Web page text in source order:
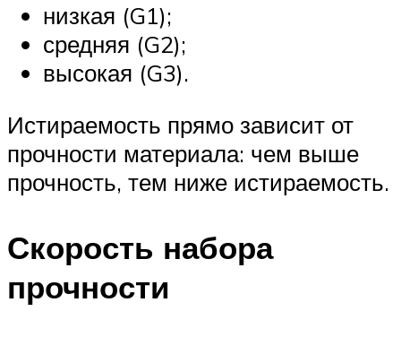
низкая (G1);
средняя (G2);
высокая (G3).
Истираемость прямо зависит от
прочности материала: чем выше
прочность, тем ниже истираемость.
Скорость набора
прочности